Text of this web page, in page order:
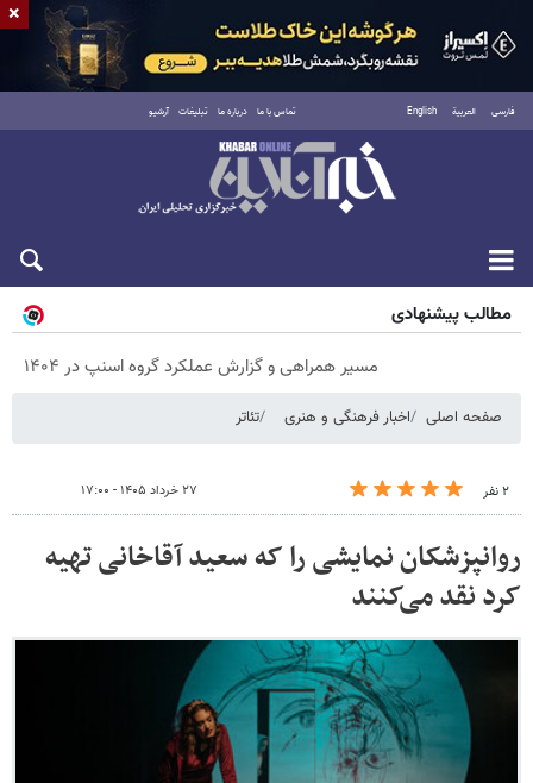
فارسی العربية English تماس با ما درباره ما تبلیغات آرشیو
پنجشنبه ۱۵ مرداد ۱۴۰۵
مطالب پیشنهادی
مسیر همراهی و گزارش عملکرد گروه اسنپ در ۱۴۰۴
صفحه اصلی اخبار فرهنگی و هنری تئاتر
۲ نفر ۲۷ خرداد ۱۴۰۵ - ۱۷:۰۰
روانپزشکان نمایشی را که سعید آقاخانی تهیه
کرد نقد می‌کنند
×